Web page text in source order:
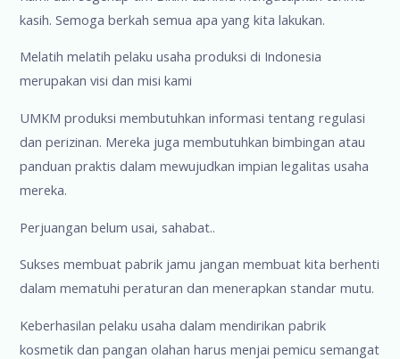
kasih. Semoga berkah semua apa yang kita lakukan.
Melatih melatih pelaku usaha produksi di Indonesia
merupakan visi dan misi kami
UMKM produksi membutuhkan informasi tentang regulasi
dan perizinan. Mereka juga membutuhkan bimbingan atau
panduan praktis dalam mewujudkan impian legalitas usaha
mereka.
Perjuangan belum usai, sahabat..
Sukses membuat pabrik jamu jangan membuat kita berhenti
dalam mematuhi peraturan dan menerapkan standar mutu.
Keberhasilan pelaku usaha dalam mendirikan pabrik
kosmetik dan pangan olahan harus menjai pemicu semangat